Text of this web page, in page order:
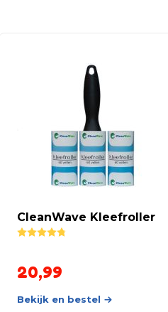
CleanWave Kleefroller
Rated
20,99
Bekijk en bestel